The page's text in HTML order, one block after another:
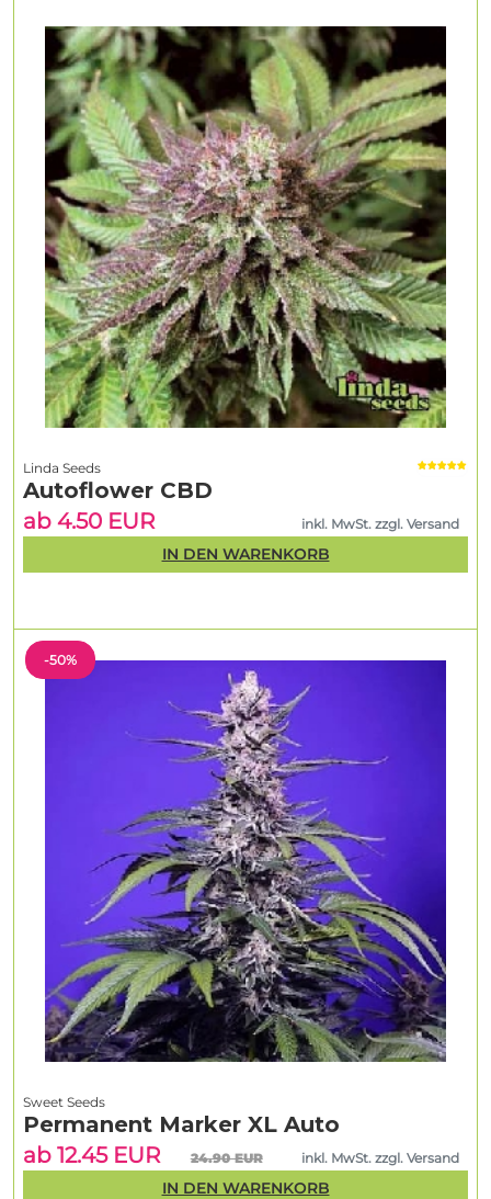
-50%
Sweet Seeds
Permanent Marker XL Auto
ab 12.45 EUR
24.90 EUR inkl. MwSt. zzgl. Versand
IN DEN WARENKORB
Linda Seeds
Autoflower CBD
ab 4.50 EUR
inkl. MwSt. zzgl. Versand
IN DEN WARENKORB